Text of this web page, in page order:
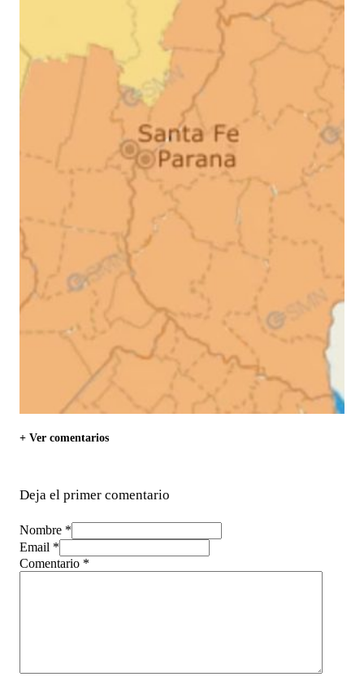
+ Ver comentarios
Deja el primer comentario
Nombre *
Email *
Comentario *